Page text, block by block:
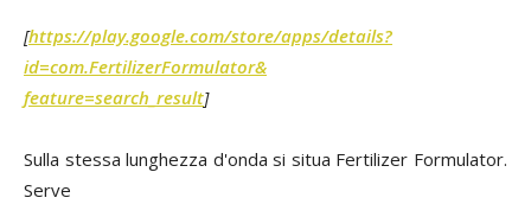
[https://play.google.com/store/apps/details?
id=com.FertilizerFormulator&
feature=search_result]
Sulla stessa lunghezza d'onda si situa Fertilizer Formulator.
Serve